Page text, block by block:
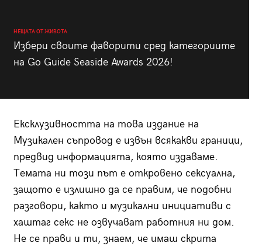
НЕЩАТА ОТ ЖИВОТА
Избери своите фаворити сред категориите
на Go Guide Seaside Awards 2026!
Ексклузивността на това издание на
Музикален съпровод е извън всякакви граници,
предвид информацията, която издаваме.
Темата ни този път е откровено сексуална,
защото е излишно да се правим, че подобни
разговори, както и музикални инициативи с
хаштаг секс не озвучават работния ни дом.
Не се прави и ти, знаем, че имаш скрита